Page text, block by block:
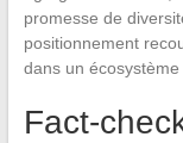
promesse de
positionnement
dans un écosystème
Fact-